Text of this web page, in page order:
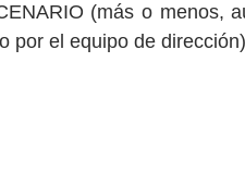
(más o menos,
por el equipo de